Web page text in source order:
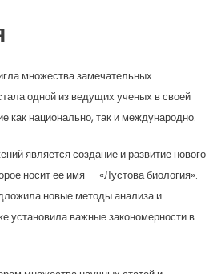
множества замечательных
одной из ведущих ученых в своей
как национально, так и международно.
является создание и развитие нового
носит ее имя — «Лустова биология».
новые методы анализа и
установила важные закономерности в